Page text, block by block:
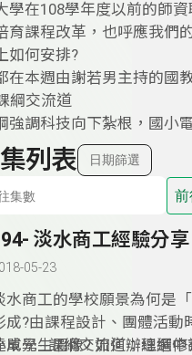
學在108學年度以前的師
育課程改革，也呼應我們
如何安排?
在本週由謝若男主持的國
綱交流道
強調科技向下紮根，國小
列表 日期篩選
前
淡水商工經驗分享
05-23
水商工的學校願景為何是
成?由課程設計、團體活動
成學生圖像? 如何辦理選
單元--課綱交流道：總綱